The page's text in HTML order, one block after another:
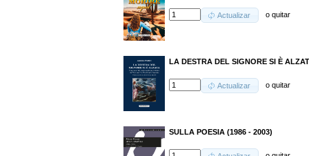
Actualizar oquitar
LA DESTRA DEL SIGNORE SI È
Actualizar oquitar
SULLA POESIA (1986 - 2003)